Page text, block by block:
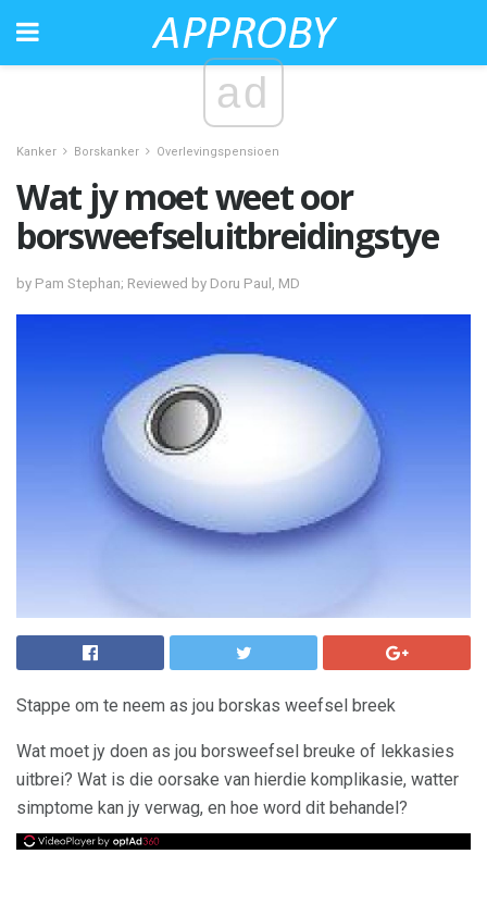
ad
Kanker Borskanker Overlevingspensioen
Wat jy moet weet oor
borsweefseluitbreidingstye
by Pam Stephan; Reviewed by Doru Paul, MD
Stappe om te neem as jou borskas weefsel breek
Wat moet jy doen as jou borsweefsel breuke of lekkasies
uitbrei? Wat is die oorsake van hierdie komplikasie, watter
simptome kan jy verwag, en hoe word dit behandel?